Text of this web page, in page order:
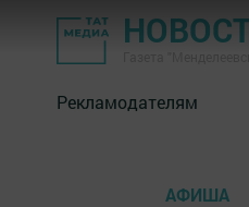
Рекламодателям
АФИША